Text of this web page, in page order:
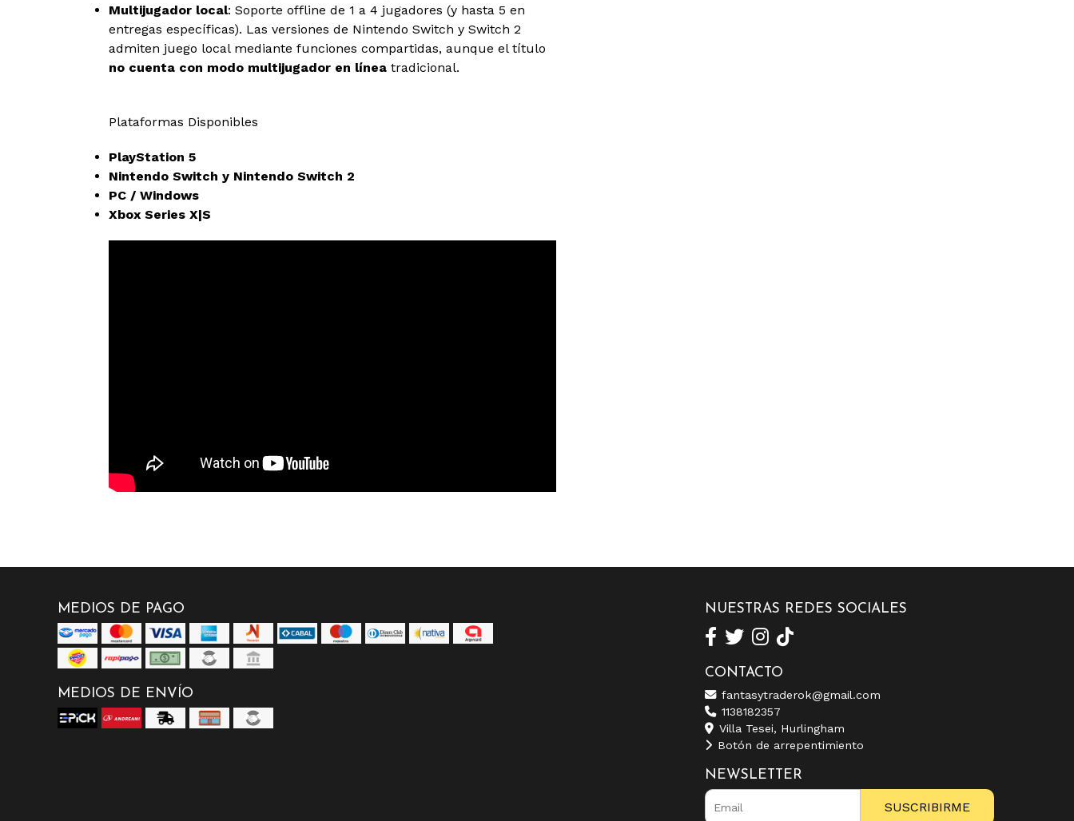
Multijugador local: Soporte offline de 1 a 4 jugadores (y hasta 5 en
entregas específicas). Las versiones de Nintendo Switch y Switch 2
admiten juego local mediante funciones compartidas, aunque el título
no cuenta con modo multijugador en líneatradicional.
Plataformas Disponibles
PlayStation 5
Nintendo Switch y Nintendo Switch 2
PC / Windows
Xbox Series X|S
MEDIOS DE PAGO
MEDIOS DE ENVÍO
NUESTRAS REDES SOCIALES
CONTACTO
fantasytraderok@gmail.com
1138182357
Villa Tesei, Hurlingham
Botón de arrepentimiento
NEWSLETTER
SUSCRIBIRME